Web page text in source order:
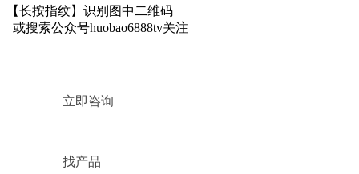
【长按指纹】 识别图中二维码
或搜索公众号huobao6888tv关注
立即咨询
找产品